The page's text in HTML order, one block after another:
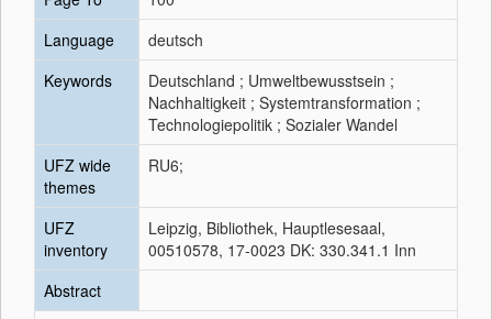
Language
deutsch
Keywords
Deutschland ; Umweltbewusstsein ;
Nachhaltigkeit ; Systemtransformation ;
Technologiepolitik ; Sozialer Wandel
UFZ wide
themes
RU6;
UFZ
inventory
Leipzig, Bibliothek, Hauptlesesaal,
00510578, 17-0023 DK: 330.341.1 Inn
Abstract